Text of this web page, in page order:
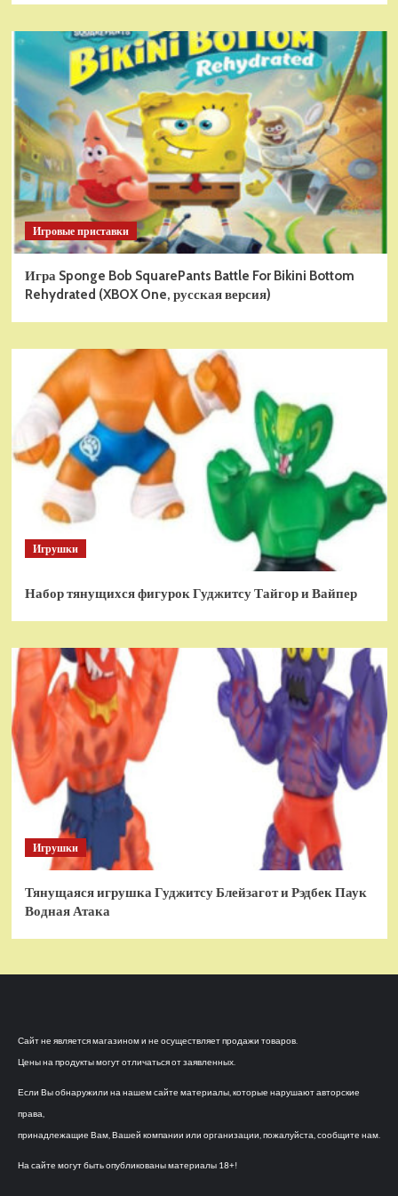
Игровые приставки
Игра Sponge Bob SquarePants Battle For Bikini Bottom
Rehydrated (XBOX One, русская версия)
Игрушки
Набор тянущихся фигурок Гуджитсу Тайгор и Вайпер
Игрушки
Тянущаяся игрушка Гуджитсу Блейзагот и Рэдбек Паук
Водная Атака
Сайт не является магазином и не осуществляет продажи товаров.
Цены на продукты могут отличаться от заявленных.
Если Вы обнаружили на нашем сайте материалы, которые нарушают авторские
права,
принадлежащие Вам, Вашей компании или организации, пожалуйста, сообщите нам.
На сайте могут быть опубликованы материалы 18+!